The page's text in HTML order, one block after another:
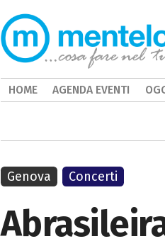
Genova Concerti
HOME AGENDA EVENTI